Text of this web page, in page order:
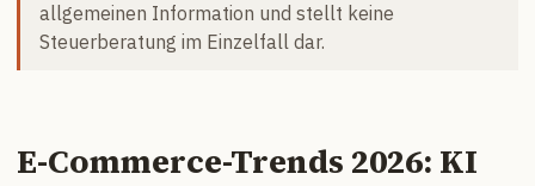
allgemeinen Information und stellt keine
Steuerberatung im Einzelfall dar.
E-Commerce-Trends 2026: KI